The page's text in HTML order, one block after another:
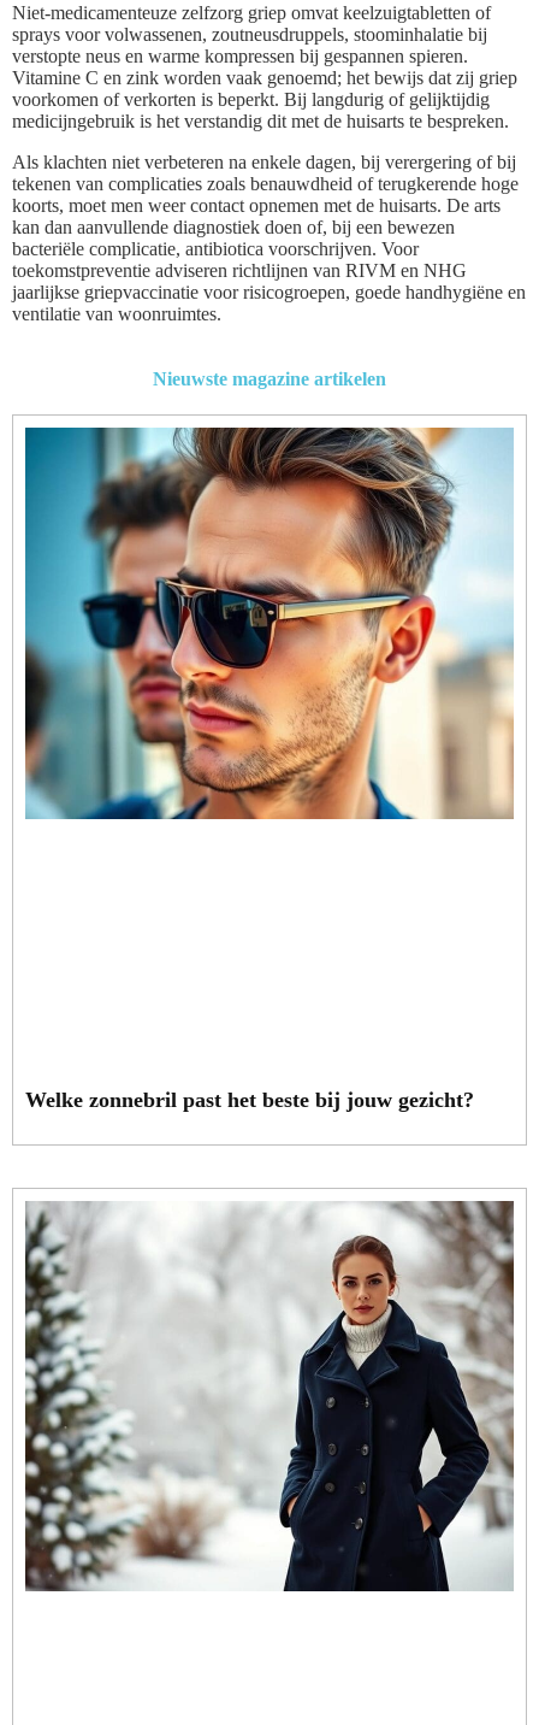
Niet‑medicamenteuze zelfzorg griep omvat keelzuigtabletten of
sprays voor volwassenen, zoutneusdruppels, stoominhalatie bij
verstopte neus en warme kompressen bij gespannen spieren.
Vitamine C en zink worden vaak genoemd; het bewijs dat zij griep
voorkomen of verkorten is beperkt. Bij langdurig of gelijktijdig
medicijngebruik is het verstandig dit met de huisarts te bespreken.
Als klachten niet verbeteren na enkele dagen, bij verergering of bij
tekenen van complicaties zoals benauwdheid of terugkerende hoge
koorts, moet men weer contact opnemen met de huisarts. De arts
kan dan aanvullende diagnostiek doen of, bij een bewezen
bacteriële complicatie, antibiotica voorschrijven. Voor
toekomstpreventie adviseren richtlijnen van RIVM en NHG
jaarlijkse griepvaccinatie voor risicogroepen, goede handhygiëne en
ventilatie van woonruimtes.
Nieuwste magazine artikelen
Welke zonnebril past het beste bij jouw gezicht?